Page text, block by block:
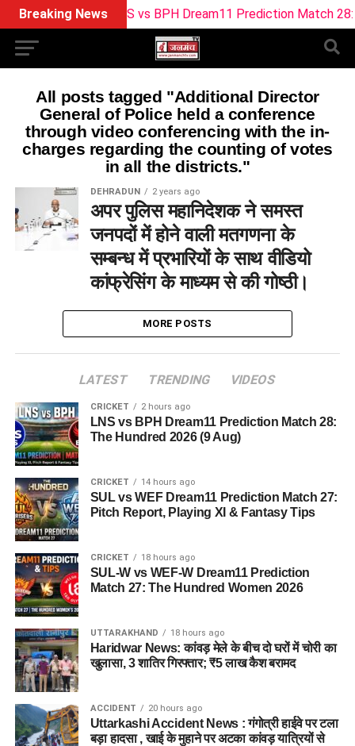
Breaking NewsLNS vs BPH Dream11 Prediction Match 28:
All posts tagged "Additional Director
General of Police held a conference
through video conferencing with the in-
charges regarding the counting of votes
in all the districts."
DEHRADUN 2 years ago
अपर पुलिस महानिदेशक ने समस्त
जनपदों में होने वाली मतगणना के
सम्बन्ध में प्रभारियों के साथ वीडियो
कांफ्रेसिंग के माध्यम से की गोष्ठी।
MORE POSTS
LATEST TRENDING VIDEOS
CRICKET 2 hours ago
LNS vs BPH Dream11 Prediction Match 28:
The Hundred 2026 (9 Aug)
CRICKET 14 hours ago
SUL vs WEF Dream11 Prediction Match 27:
Pitch Report, Playing XI & Fantasy Tips
CRICKET 18 hours ago
SUL-W vs WEF-W Dream11 Prediction
Match 27: The Hundred Women 2026
UTTARAKHAND 18 hours ago
Haridwar News: कांवड़ मेले के बीच दो घरों में चोरी का
खुलासा, 3 शातिर गिरफ्तार; ₹5 लाख कैश बरामद
ACCIDENT 20 hours ago
Uttarkashi Accident News : गंगोत्री हाईवे पर टला
बड़ा हादसा , खाई के मुहाने पर अटका कांवड़ यात्रियों से